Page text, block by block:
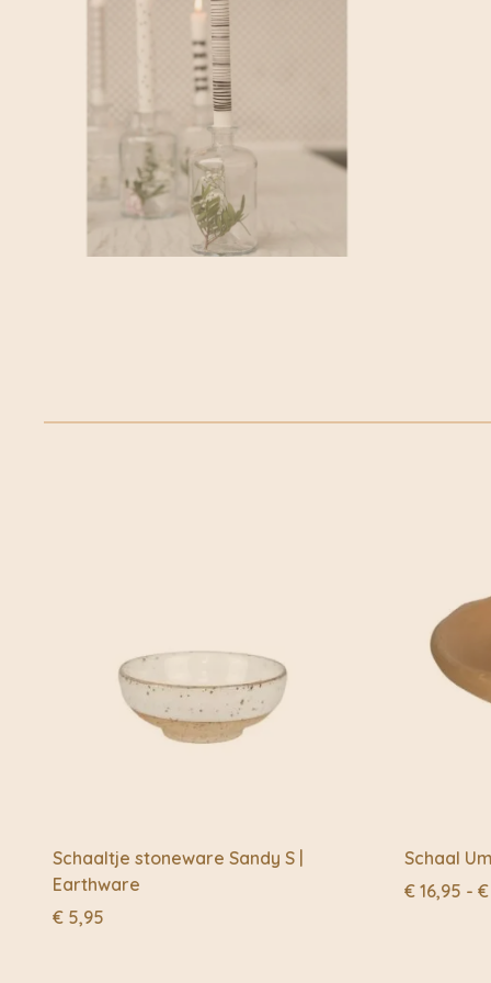
Schaaltje stoneware Sandy S |
Earthware
€ 5,95
Schaal
€ 16,95 - €